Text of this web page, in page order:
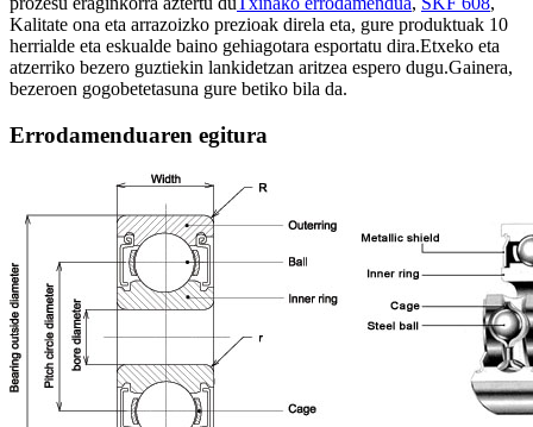
Kalitate ona eta arrazoizko prezioak direla eta, gure produktuak 10
herrialde eta eskualde baino gehiagotara esportatu dira.Etxeko eta
atzerriko bezero guztiekin lankidetzan aritzea espero dugu.Gainera,
bezeroen gogobetetasuna gure betiko bila da.
Errodamenduaren egitura